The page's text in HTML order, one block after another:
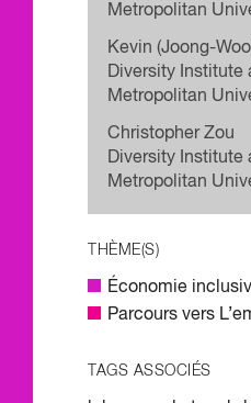
Metropolitan
Kevin (Joong-
Diversity Institute
Metropolitan
Christopher Zou
Diversity Institute
Metropolitan
THÈME(S)
Économie
Parcours vers
TAGS ASSOCIÉS